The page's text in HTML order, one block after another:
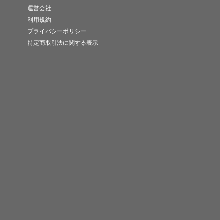
運営会社
利用規約
プライバシーポリシー
特定商取引法に関する表示